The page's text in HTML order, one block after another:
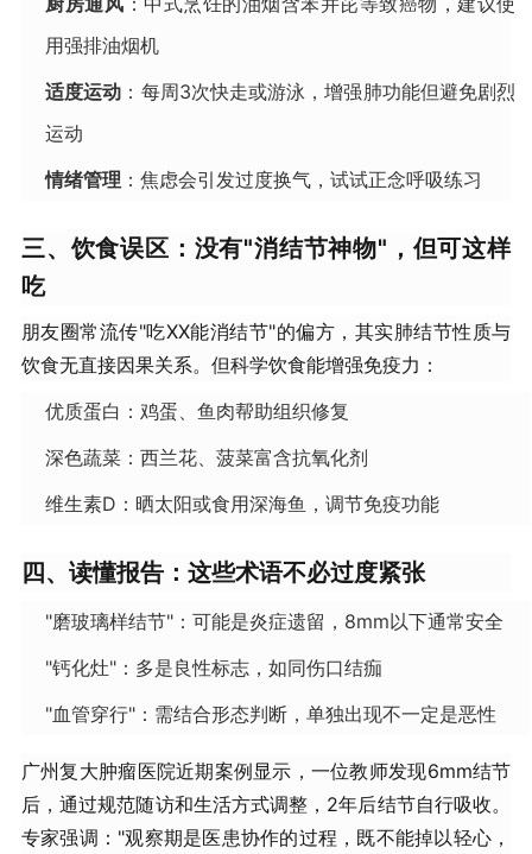
用强排油烟机
​适度运动​ ​：每周3次快走或游泳，增强肺功能但避免剧烈
运动
​情绪管理​ ​：焦虑会引发过度换气，试试正念呼吸练习
三、饮食误区：没有"消结节神物"，但可这样
吃
朋友圈常流传"吃XX能消结节"的偏方，其实肺结节性质与
饮食无直接因果关系。但科学饮食能增强免疫力：
优质蛋白：鸡蛋、鱼肉帮助组织修复
深色蔬菜：西兰花、菠菜富含抗氧化剂
维生素D：晒太阳或食用深海鱼，调节免疫功能
四、读懂报告：这些术语不必过度紧张
"磨玻璃样结节"：可能是炎症遗留，8mm以下通常安全
"钙化灶"：多是良性标志，如同伤口结痂
"血管穿行"：需结合形态判断，单独出现不一定是恶性
广州复大肿瘤医院近期案例显示，一位教师发现6mm结节
后，通过规范随访和生活方式调整，2年后结节自行吸收。
专家强调："观察期是医患协作的过程，既不能掉以轻心，